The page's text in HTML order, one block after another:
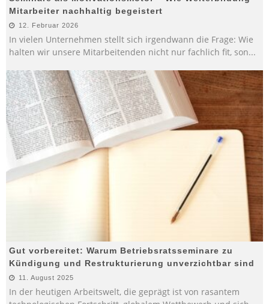
Mitarbeiter nachhaltig begeistert
12. Februar 2026
In vielen Unternehmen stellt sich irgendwann die Frage: Wie
halten wir unsere Mitarbeitenden nicht nur fachlich fit, son...
Gut vorbereitet: Warum Betriebsratsseminare zu
Kündigung und Restrukturierung unverzichtbar sind
11. August 2025
In der heutigen Arbeitswelt, die geprägt ist von rasantem